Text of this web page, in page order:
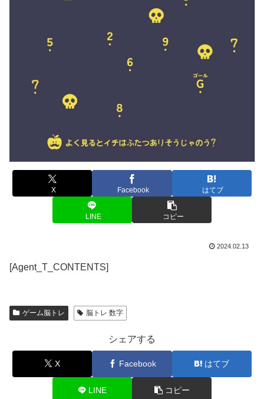
X Facebook はてブ
LINE コピー
2024.02.13
[Agent_T_CONTENTS]
ゲーム脳トレ 脳トレ 数字
シェアする
X Facebook はてブ
LINE コピー